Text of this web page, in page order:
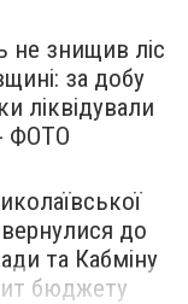
не знищив ліс
за добу
ліквідували
ФОТО
до
та Кабміну
бюджету